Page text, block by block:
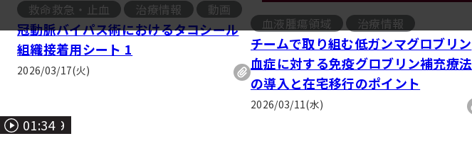
01：58
03:43
01：59
01:31
02:03
02:01
01:53
救命救急・止血 治療情報
, 動画
冠動脈バイパス術におけるタコシール
組織接着用シート 1
2026/03/17(火)
血液腫瘍領域 治療情報
チームで取り組む低ガンマグロブリン
血症に対する免疫グロブリン補充療法
の導入と在宅移行のポイント
2026/03/11(水)
01:34